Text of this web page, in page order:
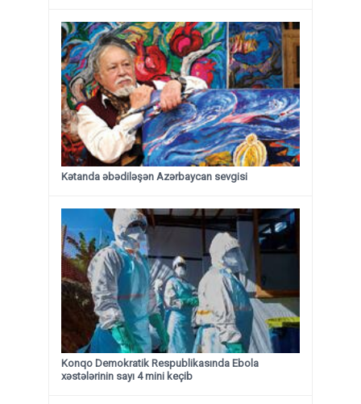
Kətanda əbədiləşən Azərbaycan sevgisi
Konqo Demokratik Respublikasında Ebola
xəstələrinin sayı 4 mini keçib